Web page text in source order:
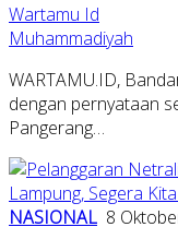
Wartamu Id
Muhammadiyah
WARTAMU.ID,
dengan pernyataan
Pangerang…
NASIONAL 8